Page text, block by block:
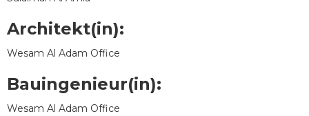
Architekt(in):
Wesam Al Adam Office
Bauingenieur(in):
Wesam Al Adam Office